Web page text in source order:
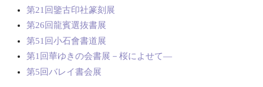
第21回鑒古印社篆刻展
第26回龍賓選抜書展
第51回小石會書道展
第1回華ゆきの会書展－桜によせて―
第5回バレイ書会展